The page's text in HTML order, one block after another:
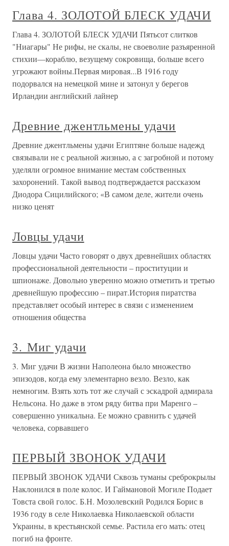
Глава 4. ЗОЛОТОЙ БЛЕСК УДАЧИ
Глава 4. ЗОЛОТОЙ БЛЕСК УДАЧИ Пятьсот слитков
"Ниагары" Не рифы, не скалы, не своеволие разъяренной
стихии—кораблю, везущему сокровища, больше всего
угрожают войны.Первая мировая...В 1916 году
подорвался на немецкой мине и затонул у берегов
Ирландии английский лайнер
Древние джентльмены удачи
Древние джентльмены удачи Египтяне больше надежд
связывали не с реальной жизнью, а с загробной и потому
уделяли огромное внимание местам собственных
захоронений. Такой вывод подтверждается рассказом
Диодора Сицилийского; «В самом деле, жители очень
низко ценят
Ловцы удачи
Ловцы удачи Часто говорят о двух древнейших областях
профессиональной деятельности – проституции и
шпионаже. Довольно уверенно можно отметить и третью
древнейшую профессию – пират.История пиратства
представляет особый интерес в связи с изменением
отношения общества
3. Миг удачи
3. Миг удачи В жизни Наполеона было множество
эпизодов, когда ему элементарно везло. Везло, как
немногим. Взять хоть тот же случай с эскадрой адмирала
Нельсона. Но даже в этом ряду битва при Маренго –
совершенно уникальна. Ее можно сравнить с удачей
человека, сорвавшего
ПЕРВЫЙ ЗВОНОК УДАЧИ
ПЕРВЫЙ ЗВОНОК УДАЧИ Сквозь туманы среброкрылы
Наклонился в поле колос. И Гаймановой Могиле Подает
Товста свой голос. Б.Н. Мозолевский Родился Борис в
1936 году в селе Николаевка Николаевской области
Украины, в крестьянской семье. Растила его мать: отец
погиб на фронте.